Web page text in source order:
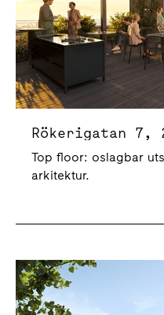
Top floor: oslagbar
arkitektur.
Hallmästarvägen 2